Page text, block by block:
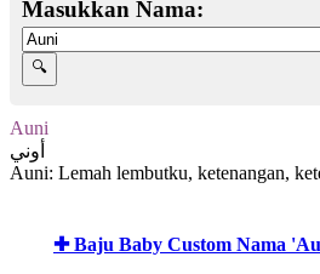
Masukkan Nama:
Auni
أوني
Auni: Lemah lembutku, ketenangan,
✚ Baju Baby Custom Nama